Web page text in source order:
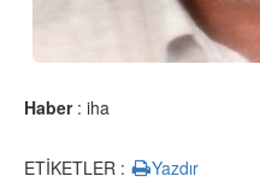
Haber: iha
ETİKETLER : Yazdır